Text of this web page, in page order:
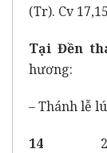
(Tr). Cv
Tại Đền
hương:
– Thánh
14 28